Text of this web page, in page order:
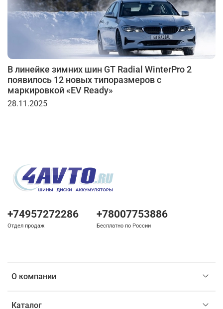
В линейке зимних шин GT Radial WinterPro 2
появилось 12 новых типоразмеров с
маркировкой «EV Ready»
28.11.2025
О компании
Каталог
+74957272286
Отдел продаж
+78007753886
Бесплатно по России